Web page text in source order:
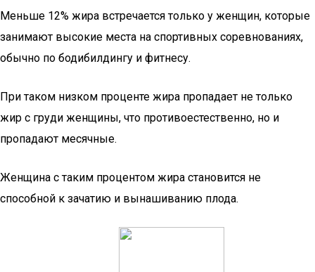
Меньше 12% жира встречается только у женщин, которые
занимают высокие места на спортивных соревнованиях,
обычно по бодибилдингу и фитнесу.
При таком низком проценте жира пропадает не только
жир с груди женщины, что противоестественно, но и
пропадают месячные.
Женщина с таким процентом жира становится не
способной к зачатию и вынашиванию плода.